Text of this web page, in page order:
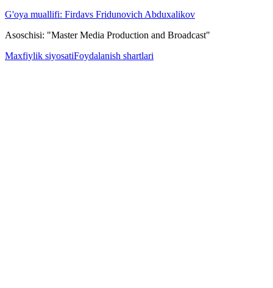
G'oya muallifi: Firdavs Fridunovich Abduxalikov
Asoschisi: "Master Media Production and Broadcast"
Maxfiylik siyosatiFoydalanish shartlari